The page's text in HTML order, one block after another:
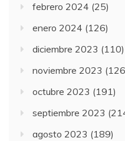
febrero 2024 (25)
enero 2024 (126)
diciembre 2023 (110)
noviembre 2023
octubre 2023 (191)
septiembre 2023
agosto 2023 (189)